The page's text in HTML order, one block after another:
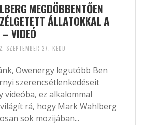
MEGDÖBBENTŐEN
ÁLLATOKKAL A
VIDEÓ
SZEPTEMBER 27. KEDD
Owenergy legutóbb Ben
szerencsétlenkedéseit
videóba, ez alkalommal
rá, hogy Mark Wahlberg
sok mozijában...